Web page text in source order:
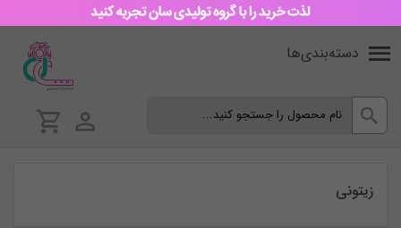
دسته‌بندی‌ها
زیتونی